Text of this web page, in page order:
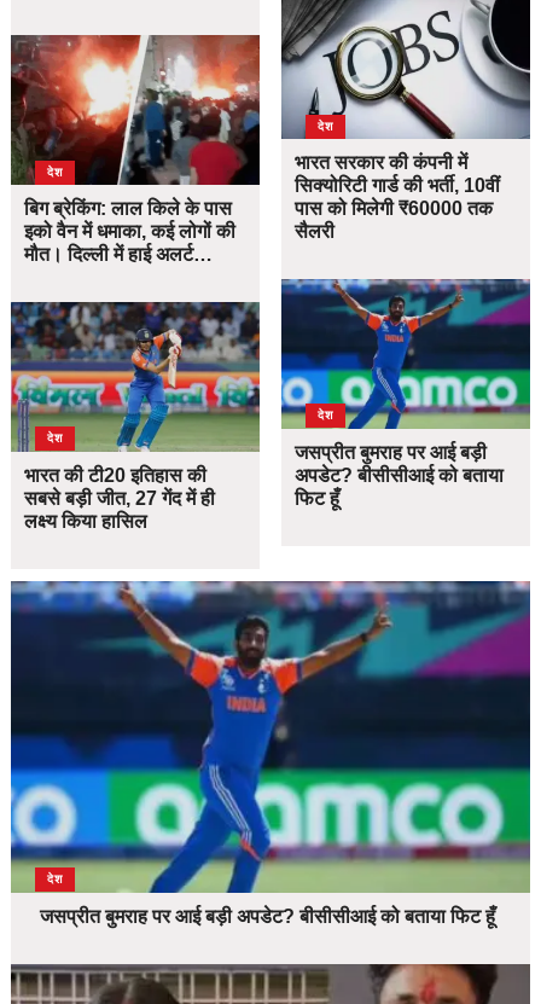
देश
बिग ब्रेकिंग: लाल किले के पास
इको वैन में धमाका, कई लोगों की
मौत। दिल्ली में हाई अलर्ट…
देश
भारत की टी20 इतिहास की
सबसे बड़ी जीत, 27 गेंद में ही
लक्ष्य किया हासिल
देश
भारत सरकार की कंपनी में
सिक्योरिटी गार्ड की भर्ती, 10वीं
पास को मिलेगी ₹60000 तक
सैलरी
देश
जसप्रीत बुमराह पर आई बड़ी
अपडेट? बीसीसीआई को बताया
फिट हूँ
देश
जसप्रीत बुमराह पर आई बड़ी अपडेट? बीसीसीआई को बताया फिट हूँ